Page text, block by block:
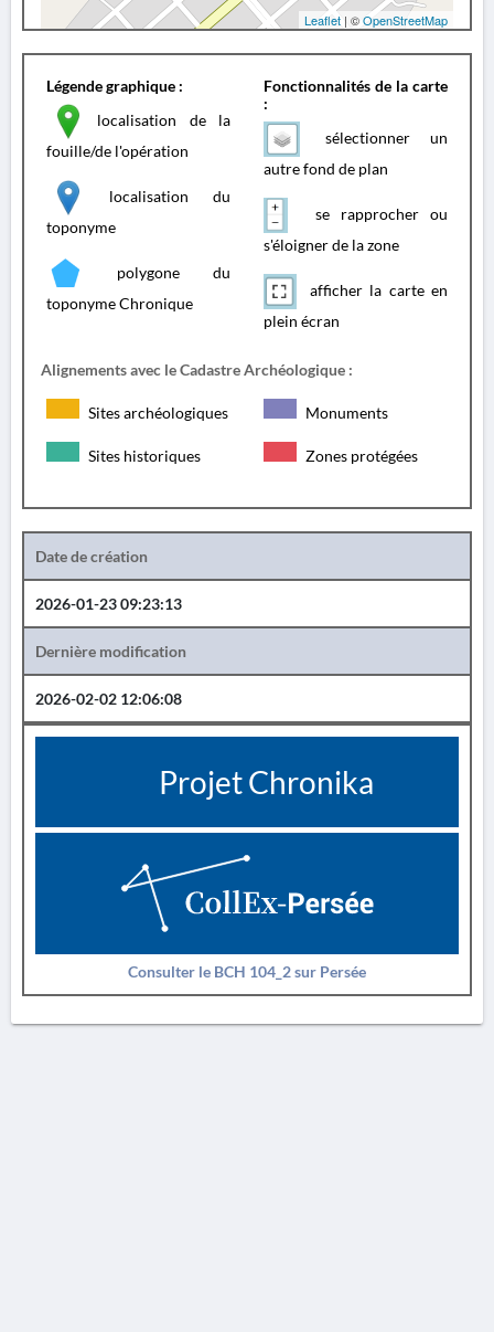
Leaflet | ©OpenStreetMap
Légende graphique :
localisation de la
fouille/de l'opération
localisation du
toponyme
polygone du
toponyme Chronique
Fonctionnalités de la carte
:
sélectionner un
autre fond de plan
se rapprocher ou
s'éloigner de la zone
afficher la carte en
plein écran
Alignements avec le Cadastre Archéologique :
Sites archéologiques Monuments
Sites historiques Zones protégées
Date de création
2026-01-23 09:23:13
Dernière modification
2026-02-02 12:06:08
Projet Chronika
Consulter le BCH 104_2 sur Persée